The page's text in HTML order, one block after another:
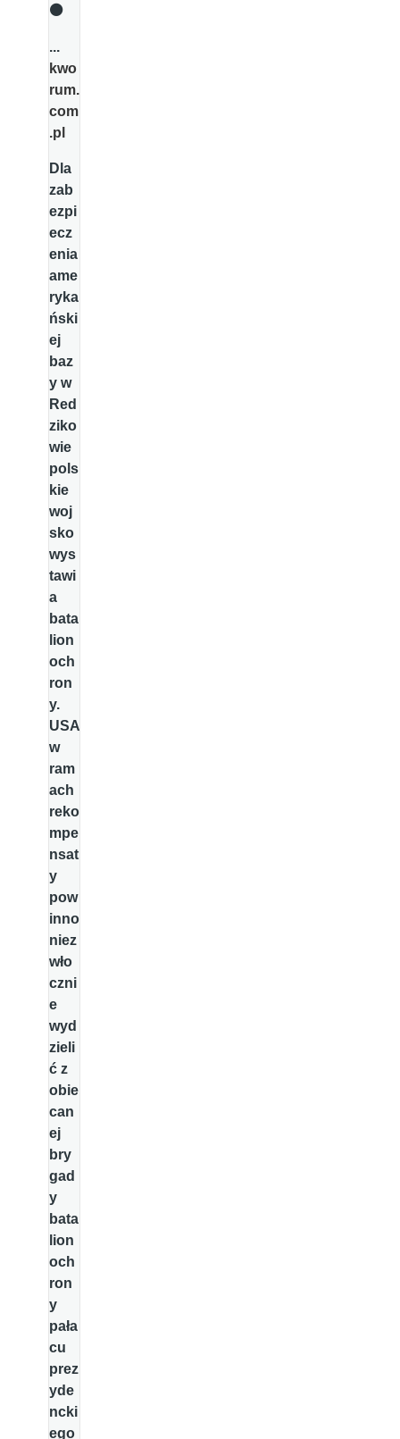
⚫️
...
kwo
rum.
com
.pl
Dla
zab
ezpi
ecz
enia
ame
ryka
ński
ej
baz
y w
Red
ziko
wie
pols
kie
woj
sko
wys
tawi
a
bata
lion
och
ron
y.
USA
w
ram
ach
reko
mpe
nsat
y
pow
inno
niez
wło
czni
e
wyd
zieli
ć z
obie
can
ej
bry
gad
y
bata
lion
och
ron
y
pała
cu
prez
yde
ncki
ego